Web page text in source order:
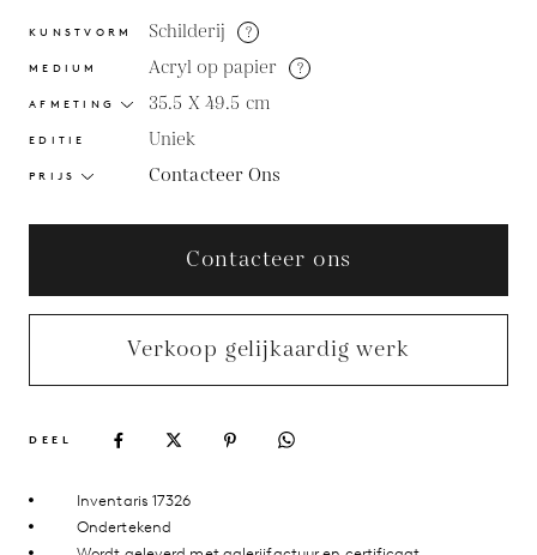
KUNSTVORM Schilderij ?
MEDIUM Acryl op papier ?
AFMETING 35.5 X 49.5 cm
EDITIE Uniek
PRIJS Contacteer Ons
Contacteer ons
Verkoop gelijkaardig werk
DEEL
Inventaris 17326
Ondertekend